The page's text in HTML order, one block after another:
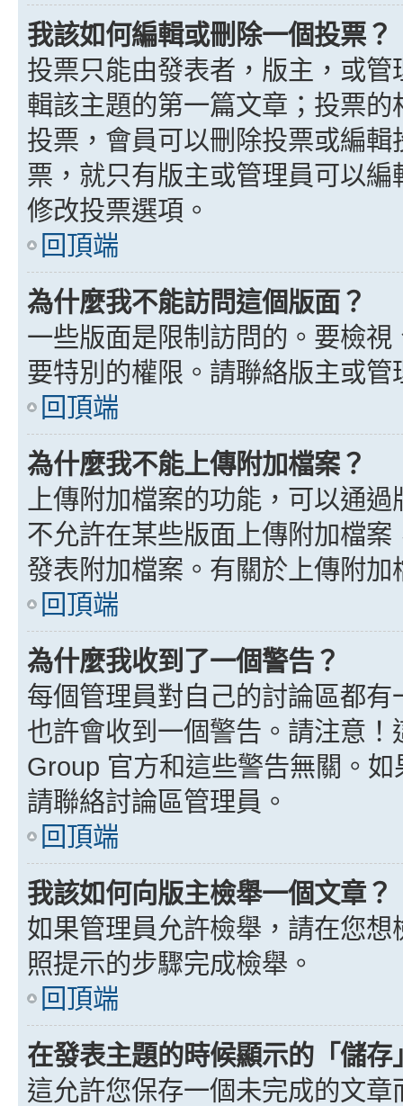
我該如何編輯或刪除一個投票？
投票只能由發表者，版主，或
輯該主題的第一篇文章；投票
投票，會員可以刪除投票或編
票，就只有版主或管理員可以
修改投票選項。
回頂端
為什麼我不能訪問這個版面？
一些版面是限制訪問的。要檢
要特別的權限。請聯絡版主或管
回頂端
為什麼我不能上傳附加檔案？
上傳附加檔案的功能，可以通
不允許在某些版面上傳附加檔
發表附加檔案。有關於上傳附
回頂端
為什麼我收到了一個警告？
每個管理員對自己的討論區都
也許會收到一個警告。請注意
Group 官方和這些警告無關。
請聯絡討論區管理員。
回頂端
我該如何向版主檢舉一個文章？
如果管理員允許檢舉，請在您
照提示的步驟完成檢舉。
回頂端
在發表主題的時候顯示的「儲
這允許您保存一個未完成的文